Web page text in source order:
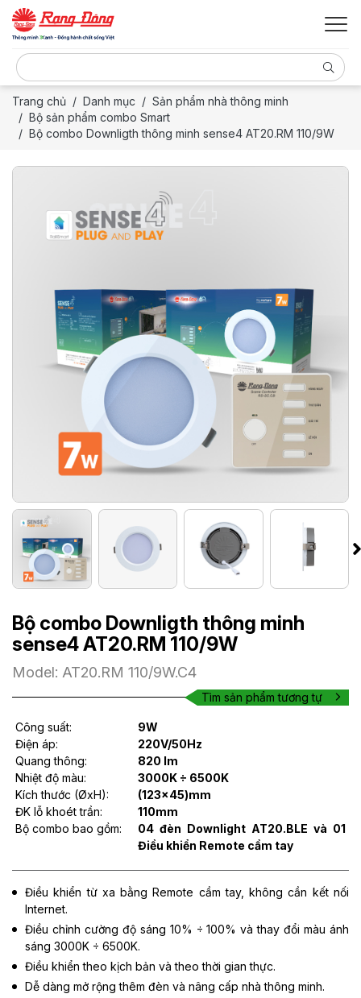
Trang chủ Danh mục
Sản phẩm nhà thông minh
Bộ sản phẩm combo Smart
Bộ combo Downligth thông minh sense4 AT20.RM 110/9W
Bộ combo Downligth thông minh
sense4 AT20.RM 110/9W
Model: AT20.RM 110/9W.C4
Tìm sản phẩm tương tự
Công suất:
9W
Điện áp:
220V/50Hz
Quang thông:
820 lm
Nhiệt độ màu:
3000K ÷ 6500K
Kích thước (ØxH):
(123x45)mm
ĐK lỗ khoét trần:
110mm
Bộ combo bao gồm:
04 đèn Downlight AT20.BLE và 01
Điều khiển Remote cầm tay
Điều khiển từ xa bằng Remote cầm tay, không cần kết nối
Internet.
Điều chỉnh cường độ sáng 10% ÷ 100% và thay đổi màu ánh
sáng 3000K ÷ 6500K.
Điều khiển theo kịch bản và theo thời gian thực.
Dễ dàng mở rộng thêm đèn và nâng cấp nhà thông minh.